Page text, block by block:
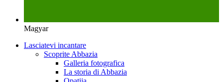
Magyar
Lasciatevi incantare
Scoprite Abbazia
Galleria fotografica
La storia di Abbazia